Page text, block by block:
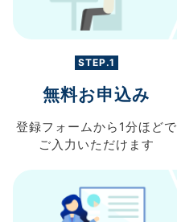
STEP.1
無料お申込み
登録フォームから 1分ほどで
ご入力 いただけます